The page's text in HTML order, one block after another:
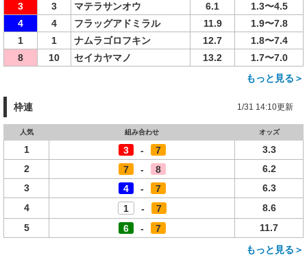
3
3 マテラサンオウ 6.1
1.3〜4.5
4
4 フラッグアドミラル 11.9
1.9〜7.8
1
1 ナムラゴロフキン 12.7
1.8〜7.4
8
10 セイカヤマノ 13.2
1.7〜7.0
もっと見る＞
枠連 1/31 14:10更新
人気 組み合わせ オッズ
1 3 - 7
3.3
2
7 - 8
6.2
3
4 - 7
6.3
4
1 - 7
8.6
5
6 - 7
11.7
もっと見る＞